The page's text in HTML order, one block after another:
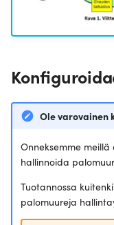
Ole varovainen
Onneksemme
hallinnoida
Tuotannossa
palomuureja